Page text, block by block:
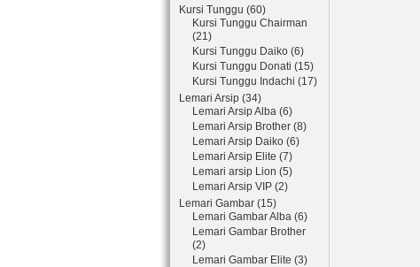
Kursi Tunggu (60)
Kursi Tunggu Chairman
(21)
Kursi Tunggu Daiko (6)
Kursi Tunggu Donati (15)
Kursi Tunggu Indachi (17)
Lemari Arsip (34)
Lemari Arsip Alba (6)
Lemari Arsip Brother (8)
Lemari Arsip Daiko (6)
Lemari Arsip Elite (7)
Lemari arsip Lion (5)
Lemari Arsip VIP (2)
Lemari Gambar (15)
Lemari Gambar Alba (6)
Lemari Gambar Brother
(2)
Lemari Gambar Elite (3)